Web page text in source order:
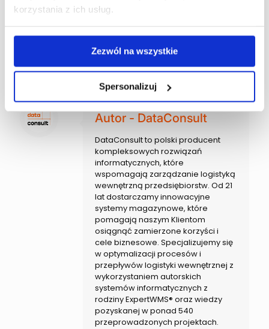
korzystania z ich usług.
Zezwól na wszystkie
Spersonalizuj
towarów i spełnienie wymagań nawet najbardziej
wymagających klientów.
Skorzystaj z naszej oferty doradztwa
logistycznego
Autor - DataConsult
DataConsult to polski producent
kompleksowych rozwiązań
informatycznych, które
wspomagają zarządzanie logistyką
wewnętrzną przedsiębiorstw. Od 21
lat dostarczamy innowacyjne
systemy magazynowe, które
pomagają naszym Klientom
osiągnąć zamierzone korzyści i
cele biznesowe. Specjalizujemy się
w optymalizacji procesów i
przepływów logistyki wewnętrznej z
wykorzystaniem autorskich
systemów informatycznych z
rodziny ExpertWMS® oraz wiedzy
pozyskanej w ponad 540
przeprowadzonych projektach.